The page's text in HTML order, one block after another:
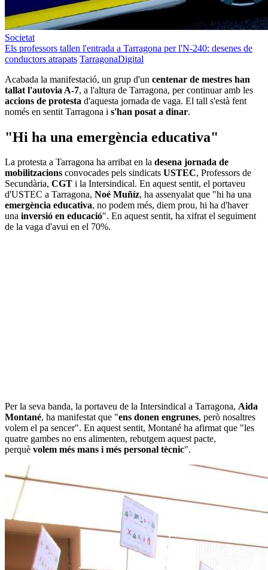
Societat
Els professors tallen l'entrada a Tarragona per l'N-240: desenes de
conductors atrapats TarragonaDigital
Acabada la manifestació, un grup d'un centenar de mestres han
tallat l'autovia A-7, a l'altura de Tarragona, per continuar amb les
accions de protesta d'aquesta jornada de vaga. El tall s'està fent
només en sentit Tarragona i s'han posat a dinar.
"Hi ha una emergència educativa"
La protesta a Tarragona ha arribat en la desena jornada de
mobilitzacions convocades pels sindicats USTEC, Professors de
Secundària, CGT i la Intersindical. En aquest sentit, el portaveu
d'USTEC a Tarragona, Noé Muñíz, ha assenyalat que "hi ha una
emergència educativa, no podem més, diem prou, hi ha d'haver
una inversió en educació". En aquest sentit, ha xifrat el seguiment
de la vaga d'avui en el 70%.
Per la seva banda, la portaveu de la Intersindical a Tarragona, Aida
Montané, ha manifestat que "ens donen engrunes, però nosaltres
volem el pa sencer". En aquest sentit, Montané ha afirmat que "les
quatre gambes no ens alimenten, rebutgem aquest pacte,
perquè volem més mans i més personal tècnic".